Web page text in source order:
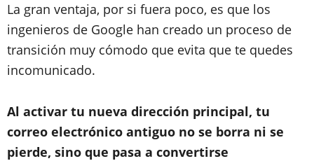
La gran ventaja, por si fuera poco, es que los
ingenieros de Google han creado un proceso de
transición muy cómodo que evita que te quedes
incomunicado.
Al activar tu nueva dirección principal, tu
correo electrónico antiguo no se borra ni se
pierde, sino que pasa a convertirse